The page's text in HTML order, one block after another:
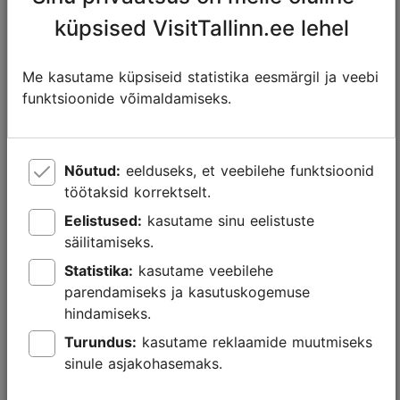
kaubamaja
16, Tallinn
Tallink Express
Hotel
+372 667 8700
Sadama tn 9,
Tallink Spa &
Conference Hotel
+372 630 1000
Sadama tn
Tallinn Card +372 640 4757
Tallinna
Bussijaam
46, Tallinn
küpsised VisitTallinn.ee lehel
Me kasutame küpsiseid statistika eesmärgil ja veebi
funktsioonide võimaldamiseks.
Nõutud:
töötaksid korrektselt.
Eelistused:
säilitamiseks.
Statistika:
parendamiseks ja kasutuskogemuse
hindamiseks.
Turundus:
sinule asjakohasemaks.